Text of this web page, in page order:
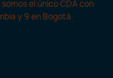
el único CDA con
y 9 en Bogotá.